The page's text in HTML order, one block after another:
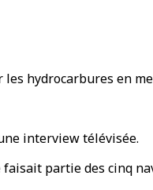
hydrocarbures en
interview télévisée.
partie des cinq